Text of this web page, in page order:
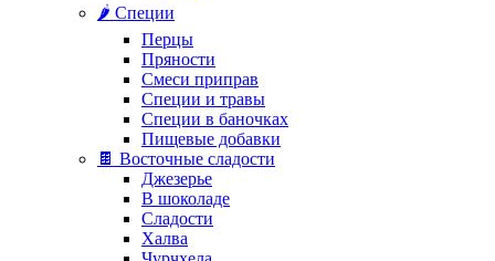
🌶️ Специи
Перцы
Пряности
Смеси приправ
Специи и травы
Специи в баночках
Пищевые добавки
🍫 Восточные сладости
Джезерье
В шоколаде
Сладости
Халва